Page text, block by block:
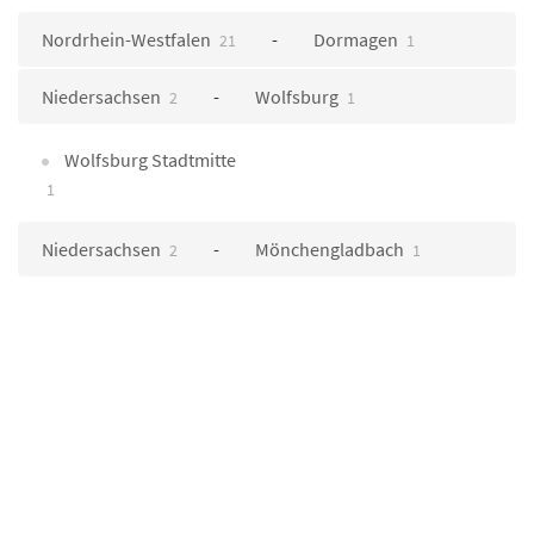
Nordrhein-Westfalen 21 Dormagen 1
Niedersachsen 2 Wolfsburg 1
Wolfsburg Stadtmitte
1
Niedersachsen 2 Mönchengladbach 1